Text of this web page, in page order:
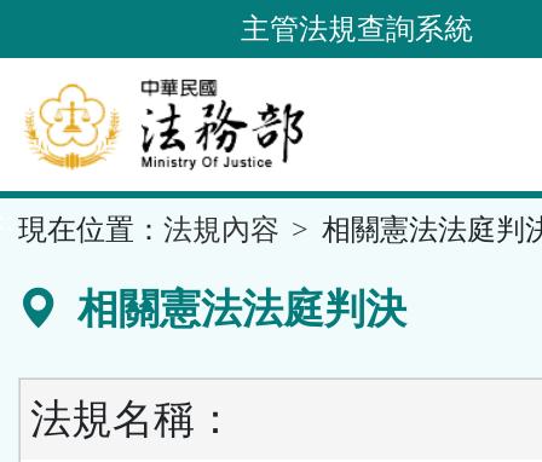
到
要
內
容
區
主管法規查詢系統
現在位置： 法規內容 相關憲法法庭判
相關憲法法庭判決
法規名稱：